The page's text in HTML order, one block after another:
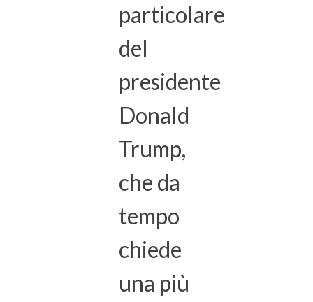
particolare
del
presidente
Donald
Trump,
che da
tempo
chiede
una più